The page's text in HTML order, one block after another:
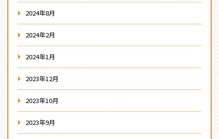
2024年8月
2024年2月
2024年1月
2023年12月
2023年10月
2023年9月